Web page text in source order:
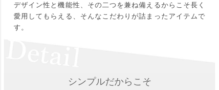
デザイン性と機能性、その二つを兼ね備えるからこそ長く
愛用してもらえる、そんなこだわりが詰まったアイテムで
す。
シンプルだからこそ